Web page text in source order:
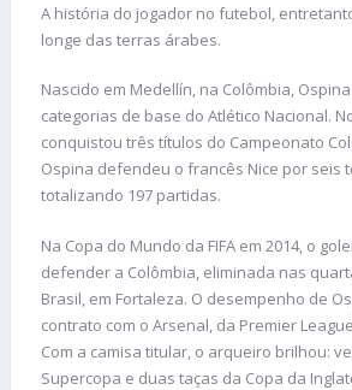
A história do jogador no futebol,
longe das terras árabes.
Nascido em Medellín, na Colômbia,
categorias de base do Atlético Nacional.
conquistou três títulos do Campeonato
Ospina defendeu o francês Nice por seis
totalizando 197 partidas.
Na Copa do Mundo da FIFA em 2014, o
defender a Colômbia, eliminada nas
Brasil, em Fortaleza. O desempenho de
contrato com o Arsenal, da Premier
Com a camisa titular, o arqueiro brilhou:
Supercopa e duas taças da Copa da